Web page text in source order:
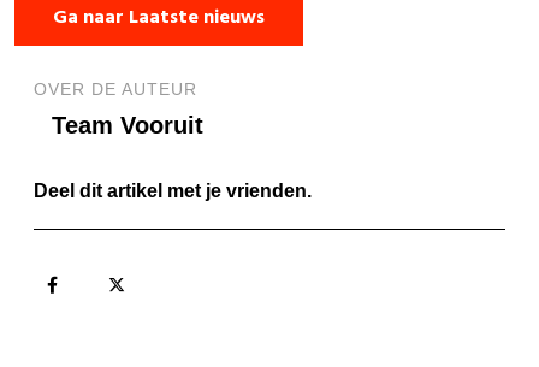
Ga naar Laatste nieuws
OVER DE AUTEUR
Team Vooruit
Deel dit artikel met je vrienden.